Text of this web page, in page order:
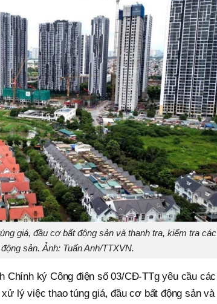
giá, đầu cơ bất động sản và thanh tra, kiểm tra các
sản. Ảnh: Tuấn Anh/TTXVN.
Chính ký Công điện số 03/CĐ-TTg yêu cầu các
lý việc thao túng giá, đầu cơ bất động sản và